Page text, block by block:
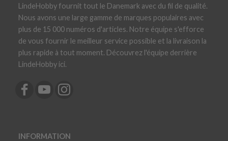
LindeHobby fournit tout le Danemark avec du fil de qualité.
Nous avons une large gamme de marques populaires avec
plus de 15 000 numéros d'articles. Notre équipe s'efforce
de vous fournir le meilleur service possible et la livraison la
plus rapide à tout moment. Découvrez l'équipe derrière
LindeHobby ici.
INFORMATION